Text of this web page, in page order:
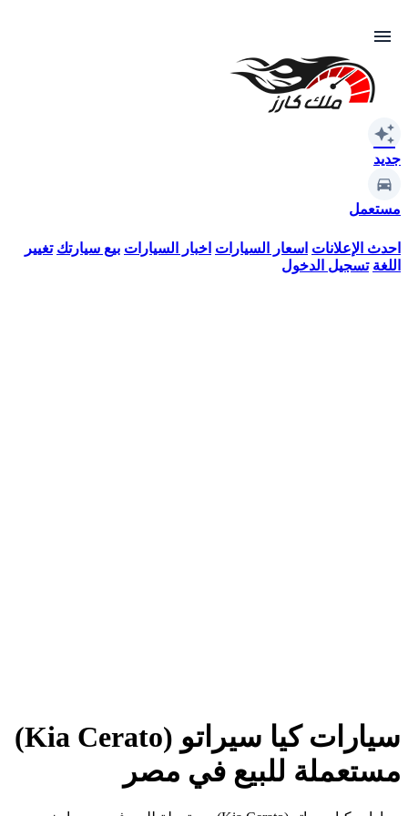
menu
auto_awesome
جديد
مستعمل
احدث الإعلانات اسعار السيارات اخبار السيارات بيع سيارتك تغيير
اللغة تسجيل الدخول
سيارات كيا سيراتو (Kia Cerato)
مستعملة للبيع في مصر